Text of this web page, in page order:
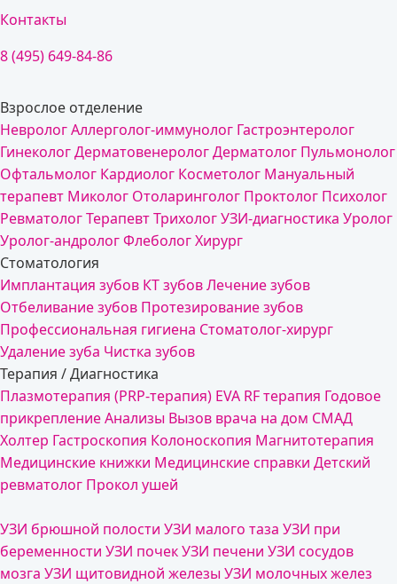
Контакты
8 (495) 649-84-86
Взрослое отделение
НеврологАллерголог-иммунолог Гастроэнтеролог
ГинекологДерматовенерологДерматолог Пульмонолог
Офтальмолог Кардиолог Косметолог Мануальный
терапевт Миколог Отоларинголог Проктолог Психолог
РевматологТерапевтТрихологУЗИ-диагностика Уролог
Уролог-андрологФлебологХирург
Стоматология
Имплантация зубов КТ зубовЛечение зубов
Отбеливание зубов Протезирование зубов
Профессиональная гигиена Стоматолог-хирург
Удаление зуба Чистка зубов
Терапия / Диагностика
Плазмотерапия (PRP-терапия) EVA RF терапия Годовое
прикреплениеАнализы Вызов врача на дом СМАД
Холтер Гастроскопия Колоноскопия Магнитотерапия
Медицинские книжки Медицинские справки Детский
ревматолог Прокол ушей
УЗИ брюшной полости УЗИ малого таза УЗИ при
беременности УЗИ почекУЗИ печени УЗИ сосудов
мозга УЗИ щитовидной железыУЗИ молочных желез